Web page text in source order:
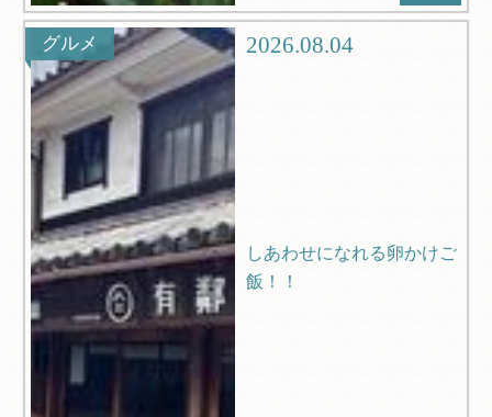
グルメ 2026.08.04
しあわせになれる卵かけご
飯！！